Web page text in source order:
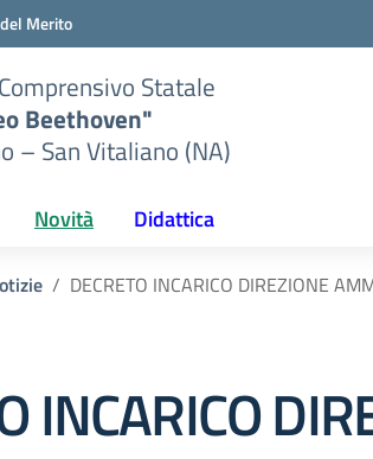
Merito
Statale
Beethoven"
– San Vitaliano (NA)
Novità Didattica
DECRETO INCARICO DIREZIONE
INCARICO